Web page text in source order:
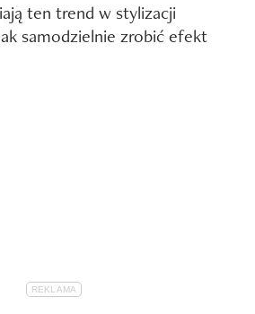
ten trend w stylizacji
samodzielnie zrobić efekt